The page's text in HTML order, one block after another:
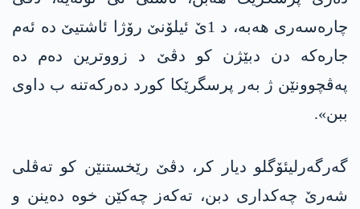
چارەسەری هەبە، د 1ێ ئیلۆنێ رۆژا ئاشتیێ دە ئەم
جارەکە دن دبێژن کو دڤێ د زووترین دەم دە
پەڤچوونێن ژ بەر پرسگرێکا کورد دەرکەتنە ب داوی
ببن».
گەرگەرلیئۆگلو دیار کر، دڤێ رێخستنێن کو تەڤلی
شەرێ چەکداری دبن، تەکەز چەکێن خوە دەینن و